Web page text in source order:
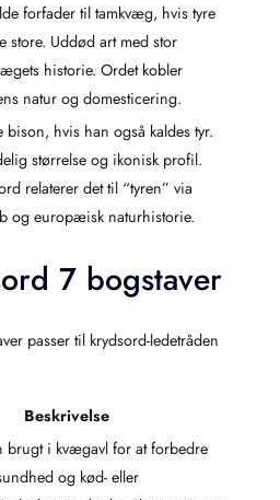
forfader til tamkvæg, hvis tyre
store. Uddød art med stor
historie. Ordet kobler
natur og domesticering.
hvis han også kaldes tyr.
størrelse og ikonisk profil.
relaterer det til “tyren” via
og europæisk naturhistorie.
7 bogstaver
passer til krydsord-ledetråden
Beskrivelse
brugt i kvægavl for at forbedre
og kød- eller